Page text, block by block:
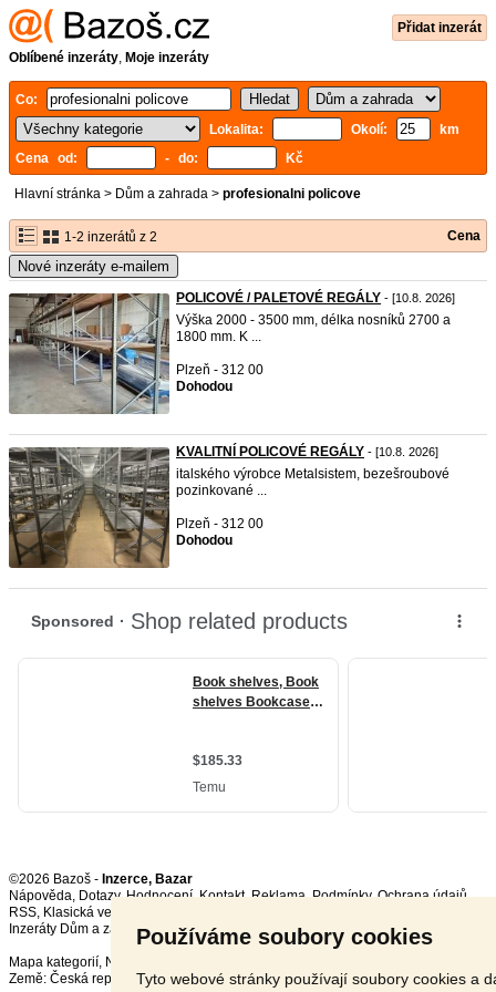
Používáme soubory cookies
Tyto webové stránky používají soubory cookies a
Přidat inzerát
Oblíbené inzeráty, Moje inzeráty
Co:
Lokalita:
Okolí:
km
Cena od:
- do: Kč
Hlavní stránka > Dům a zahrada > profesionalni policove
1-2 inzerátů z 2 Cena
Nové inzeráty e-mailem
POLICOVÉ / PALETOVÉ REGÁLY - [10.8. 2026]
Výška 2000 - 3500 mm, délka nosníků 2700 a
1800 mm. K ...
Plzeň - 312 00
Dohodou
KVALITNÍ POLICOVÉ REGÁLY - [10.8. 2026]
italského výrobce Metalsistem, bezešroubové
pozinkované ...
Plzeň - 312 00
Dohodou
©2026 Bazoš - Inzerce, Bazar
Nápověda, Dotazy,Hodnocení,Kontakt,Reklama,Podmínky,Ochrana údajů,
RSS,
Inzeráty Dům a zahrada celkem:124209 , za 24 hodin: 4363
Mapa kategorií, Nejvyhledávanější výrazy
Země: Česká republika,Slovensko, Polsko ,Rakousko